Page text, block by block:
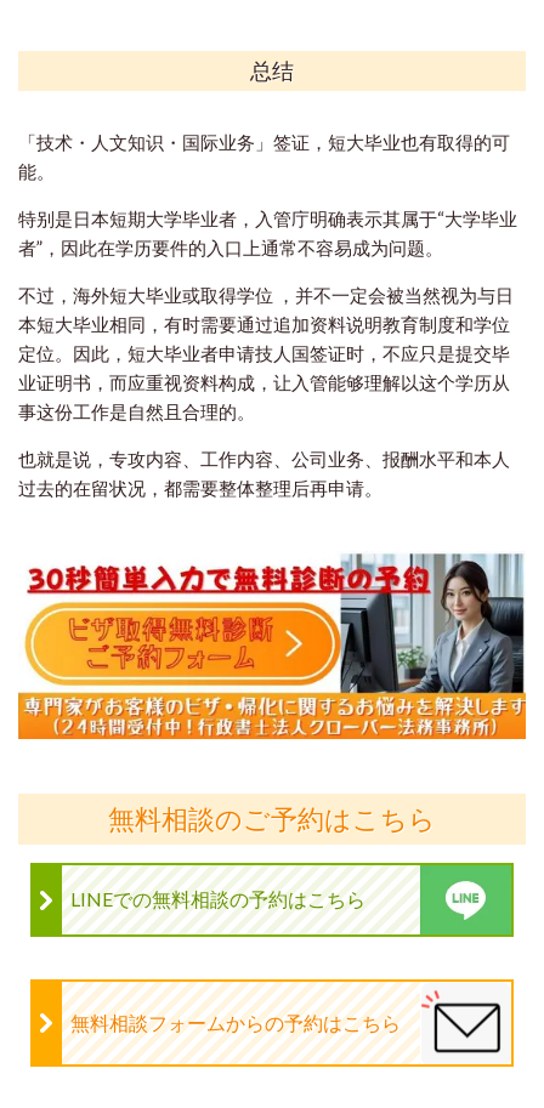
总结
「技术・人文知识・国际业务」签证，短大毕业也有取得的可
能。
特别是日本短期大学毕业者，入管庁明确表示其属于“大学毕业
者”，因此在学历要件的入口上通常不容易成为问题。
不过，海外短大毕业或取得学位 ，并不一定会被当然视为与日
本短大毕业相同，有时需要通过追加资料说明教育制度和学位
定位。因此，短大毕业者申请技人国签证时，不应只是提交毕
业证明书，而应重视资料构成，让入管能够理解以这个学历从
事这份工作是自然且合理的。
也就是说，专攻内容、工作内容、公司业务、报酬水平和本人
过去的在留状况，都需要整体整理后再申请。
無料相談のご予約はこちら
LINEでの無料相談の予約はこちら
無料相談フォームからの予約はこちら